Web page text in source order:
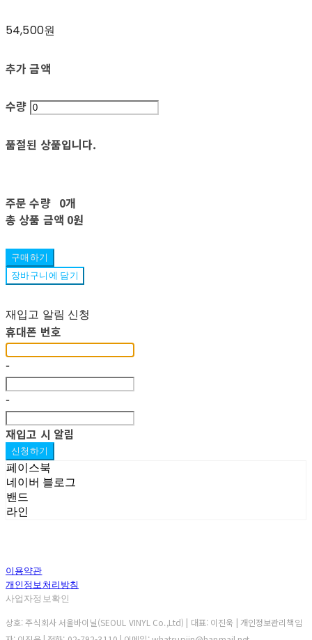
54,500원
추가 금액
수량
품절된 상품입니다.
주문 수량 0개
총 상품 금액 0원
구매하기
장바구니에 담기
재입고 알림 신청
휴대폰 번호
-
-
재입고 시 알림
신청하기
페이스북
네이버 블로그
밴드
라인
이용약관
개인정보처리방침
사업자정보확인
상호: 주식회사 서울바이닐(SEOUL VINYL Co.,Ltd) | 대표: 이진욱 | 개인정보관리책임